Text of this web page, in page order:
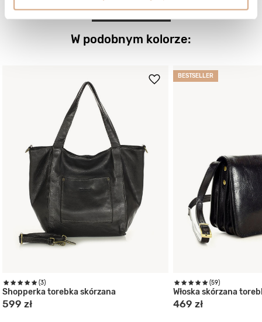
ZOBACZ WIĘCEJ
W podobnym kolorze:
(3)
Shopperka torebka skórzana
599 zł
BESTSELLER
(59)
Włoska skórzana
469 zł